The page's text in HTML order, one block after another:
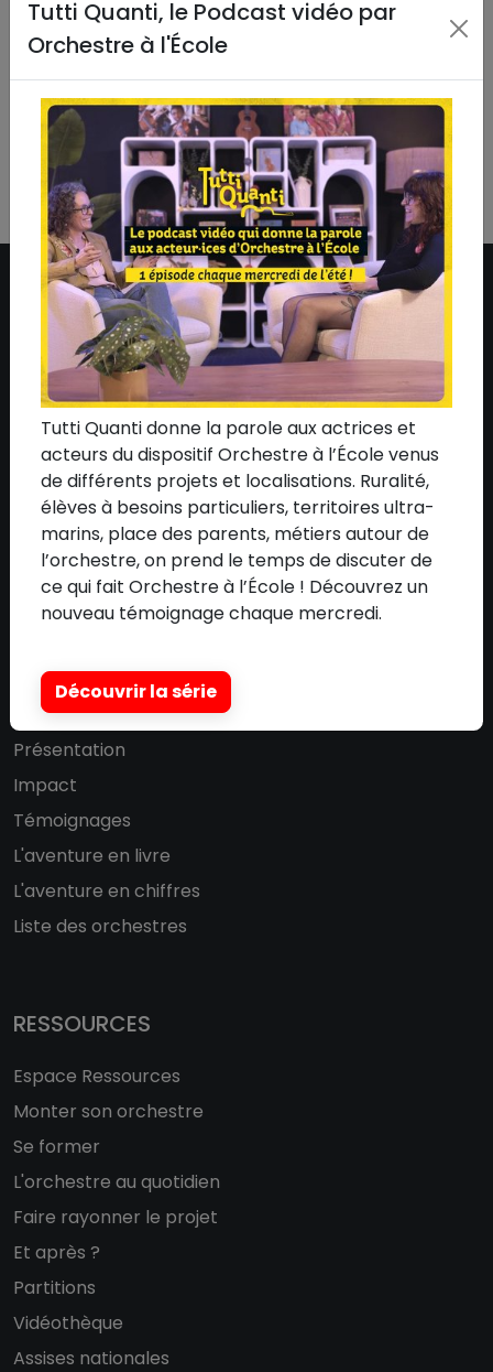
tous·tes les élèves.
Partager sur :
ASSOCIATION
Qui sommes-nous ?
L'équipe
Le conseil d'administration
Nos mécènes
Nos partenaires
Communication
Adhérer à l'association
DISPOSITIF
Présentation
Impact
Témoignages
L'aventure en livre
L'aventure en chiffres
Liste des orchestres
RESSOURCES
Espace Ressources
Monter son orchestre
Se former
L'orchestre au quotidien
Faire rayonner le projet
Et après ?
Partitions
Vidéothèque
Assises nationales
Tutti Quanti, le Podcast vidéo par
Orchestre à l'École
Tutti Quanti donne la parole aux actrices et
acteurs du dispositif Orchestre à l’École venus
de différents projets et localisations. Ruralité,
élèves à besoins particuliers, territoires ultra-
marins, place des parents, métiers autour de
l’orchestre, on prend le temps de discuter de
ce qui fait Orchestre à l’École ! Découvrez un
nouveau témoignage chaque mercredi.
Découvrir la série